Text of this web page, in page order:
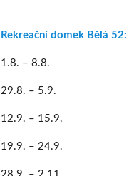
Rekreační domek Bělá 52:
1.8. – 8.8.
29.8. – 5.9.
12.9. – 15.9.
19.9. – 24.9.